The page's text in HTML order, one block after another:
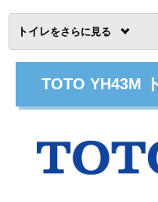
トイレを
TOTO YH43M